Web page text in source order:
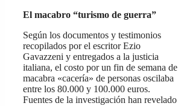
El macabro “turismo de guerra”
Según los documentos y testimonios
recopilados por el escritor Ezio
Gavazzeni y entregados a la justicia
italiana, el costo por un fin de semana de
macabra «cacería» de personas oscilaba
entre los 80.000 y 100.000 euros.
Fuentes de la investigación han revelado